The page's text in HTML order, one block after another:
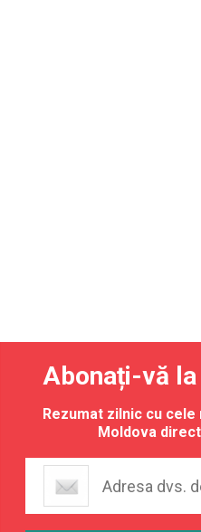
Abonați-vă
Rezumat zilnic cu
Moldova